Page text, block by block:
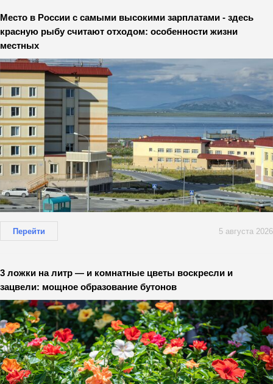
Место в России с самыми высокими зарплатами - здесь
красную рыбу считают отходом: особенности жизни
местных
Перейти 5 августа 2026
3 ложки на литр — и комнатные цветы воскресли и
зацвели: мощное образование бутонов